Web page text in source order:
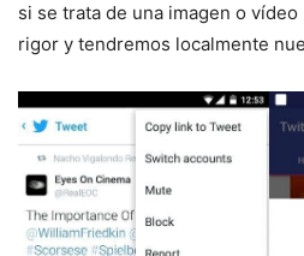
si se trata de una imagen o
rigor y tendremos localmente